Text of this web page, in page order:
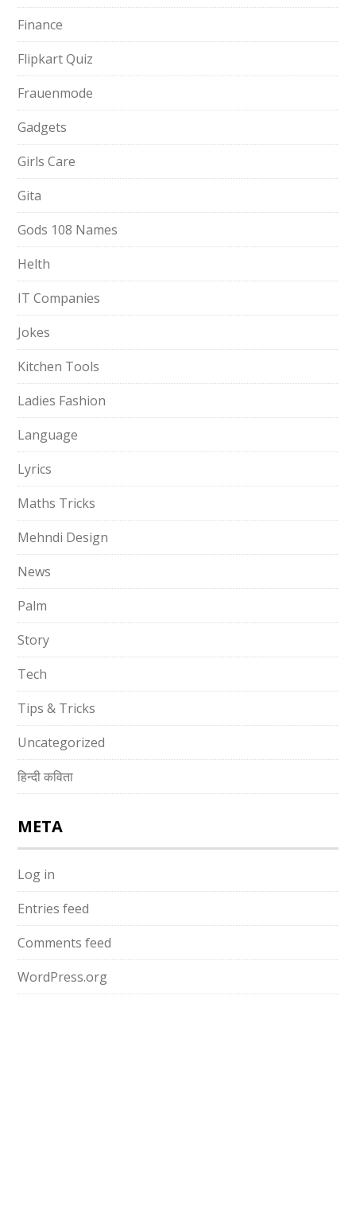
Finance
Flipkart Quiz
Frauenmode
Gadgets
Girls Care
Gita
Gods 108 Names
Helth
IT Companies
Jokes
Kitchen Tools
Ladies Fashion
Language
Lyrics
Maths Tricks
Mehndi Design
News
Palm
Story
Tech
Tips & Tricks
Uncategorized
हिन्दी कविता
META
Log in
Entries feed
Comments feed
WordPress.org